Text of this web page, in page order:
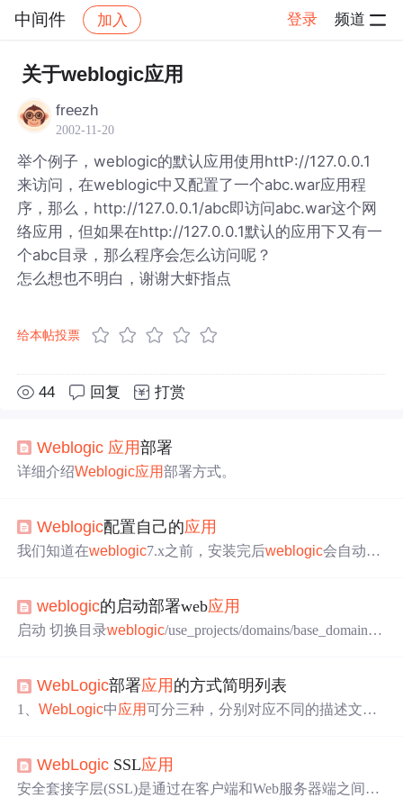
中间件 加入 登录 频道
社区 中间件 帖子详情
关于weblogic应用
freezh
2002-11-20
举个例子，weblogic的默认应用使用httP://127.0.0.1
来访问，在weblogic中又配置了一个abc.war应用程
序，那么，http://127.0.0.1/abc即访问abc.war这个网
络应用，但如果在http://127.0.0.1默认的应用下又有一
个abc目录，那么程序会怎么访问呢？
怎么想也不明白，谢谢大虾指点
给本帖投票
44 回复 打赏
Weblogic 应用部署
详细介绍Weblogic应用部署方式。
Weblogic配置自己的应用
我们知道在weblogic7.x之前，安装完后weblogic会自动创
E系统了。而在weblogic8.x之后版本中，它不会自动创建
默认的应用目录。所以我们需要使用Configuration Wizard来
weblogic的启动部署web应用
启动 切换目录weblogic/use_projects/domains/base_domain/bi
件） 登录weblogic的后台 http:ip:7001(默认端口)/console 获
取操作权限（有的版本在更改中心附近有锁定按钮，点击
WebLogic部署应用 的方式简明列表
1、WebLogic中应用可分三种，分别对应不同的描述文件
GIC*.0-cmp-rdbms-jar.xml) （2）*.WAR: 是只包含JSP和SE
RVLET的WEB APPLICATION压缩包(有2个描述文件web.x
WebLogic SSL应用
安全套接字层(SSL)是通过在客户端和Web服务器端之间进